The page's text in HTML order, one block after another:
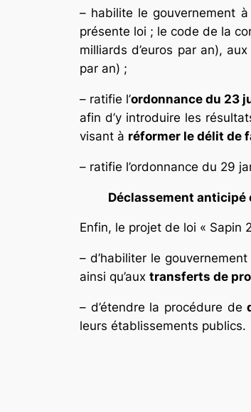
– habilite le gouvernement à
présente loi ; le code de la
milliards d’euros par an), aux
par an) ;
– ratifie l’ordonnance du 23
afin d’y introduire les
visant à réformer le délit de
– ratifie l’ordonnance du 29
Déclassement
Enfin, le projet de loi « Sapin
– d’habiliter le
ainsi qu’aux transferts de
– d’étendre la procédure de
leurs établissements publics.